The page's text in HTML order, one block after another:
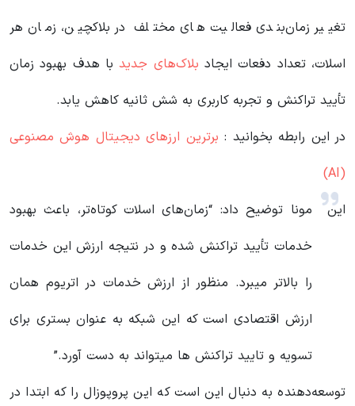
تغییر زمان‌بندی فعالیت های مختلف در بلاکچین، زمان هر
اسلات، تعداد دفعات ایجاد بلاک‌های جدیدبا هدف بهبود زمان
تأیید تراکنش و تجربه کاربری به شش ثانیه کاهش یابد.
در این رابطه بخوانید‌ : برترین ارزهای دیجیتال هوش مصنوعی
(AI)
مونا توضیح داد: “زمان‌های اسلات کوتاه‌تر، باعث بهبود
خدمات تأیید تراکنش شده و در نتیجه ارزش این خدمات
را بالاتر میبرد. منظور از ارزش خدمات در اتریوم همان
ارزش اقتصادی است که این شبکه به عنوان بستری برای
تسویه و تایید تراکنش ها میتواند به دست آورد.”
این
توسعه‌دهنده به دنبال این است که این پروپوزال را که ابتدا در